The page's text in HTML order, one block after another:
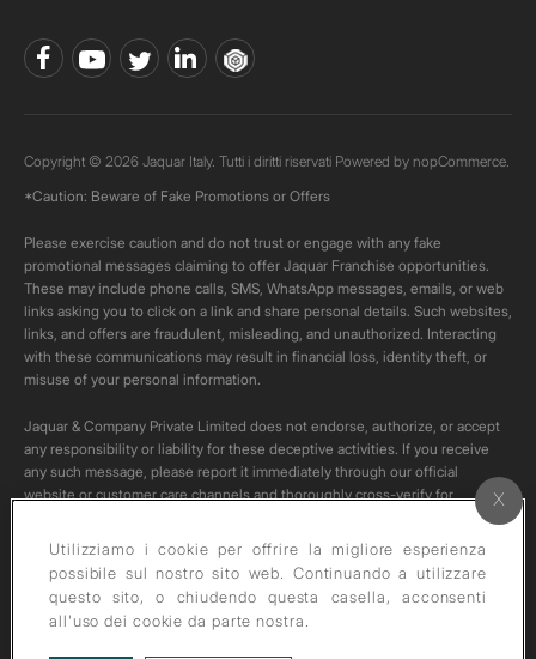
Copyright © 2026 Jaquar Italy. Tutti i diritti riservati Powered by nopCommerce.
*Caution: Beware of Fake Promotions or Offers
Please exercise caution and do not trust or engage with any fake
promotional messages claiming to offer Jaquar Franchise opportunities.
These may include phone calls, SMS, WhatsApp messages, emails, or web
links asking you to click on a link and share personal details. Such websites,
links, and offers are fraudulent, misleading, and unauthorized. Interacting
with these communications may result in financial loss, identity theft, or
misuse of your personal information.
Jaquar & Company Private Limited does not endorse, authorize, or accept
any responsibility or liability for these deceptive activities. If you receive
any such message, please report it immediately through our official
website or customer care channels and thoroughly cross-verify for
All content on this channel is original. Please do not download or re-upload
these videos to your personal accounts,as it is strictly prohibited under
copyright law.
Utilizziamo i cookie per offrire la migliore esperienza
possibile sul nostro sito web. Continuando a utilizzare
questo sito, o chiudendo questa casella, acconsenti
all'uso dei cookie da parte nostra.